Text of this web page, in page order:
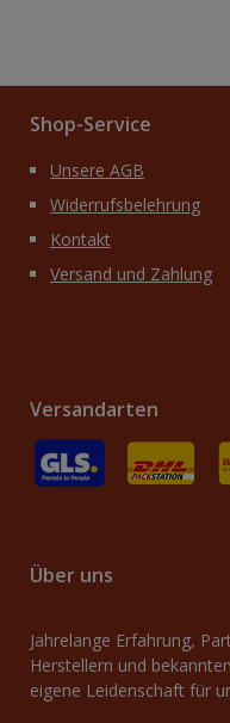
Shop-Service
Unsere AGB
Widerrufsbelehrung
Kontakt
Versand und Zahlung
Versandarten
Über uns
Jahrelange Erfahrung,
Herstellern und
eigene Leidenschaft für